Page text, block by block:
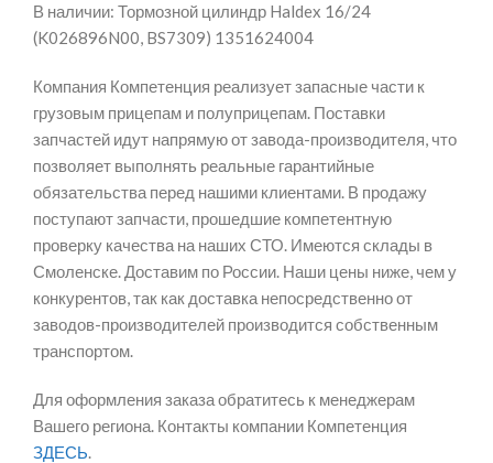
В наличии: Тормозной цилиндр Haldex 16/24
(K026896N00, BS7309) 1351624004
Компания Компетенция реализует запасные части к
грузовым прицепам и полуприцепам. Поставки
запчастей идут напрямую от завода-производителя, что
позволяет выполнять реальные гарантийные
обязательства перед нашими клиентами. В продажу
поступают запчасти, прошедшие компетентную
проверку качества на наших СТО. Имеются склады в
Смоленске. Доставим по России. Наши цены ниже, чем у
конкурентов, так как доставка непосредственно от
заводов-производителей производится собственным
транспортом.
Для оформления заказа обратитесь к менеджерам
Вашего региона. Контакты компании Компетенция
ЗДЕСЬ.